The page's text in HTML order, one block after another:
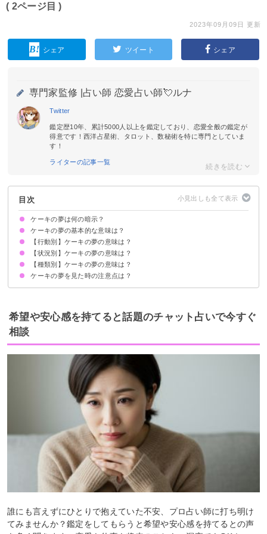
( 2ページ目 )
2023年09月09日 更新
シェア ツイート シェア
専門家監修 | 占い師 恋愛占い師💘ルナ
Twitter
鑑定歴10年、累計5000人以上を鑑定しており、恋愛全般の鑑定が
得意です！西洋占星術、タロット、数秘術を特に専門としていま
す！
ライターの記事一覧
目次
ケーキの夢は何の暗示？
ケーキの夢の基本的な意味は？
恋愛運の象徴
状況によって意味が決まる
【行動別】ケーキの夢の意味は？
ケーキを買う夢【吉夢】
ケーキを作る夢【吉夢】
ケーキを食べる夢【吉夢】
ケーキを選ぶ夢【警告夢】
ケーキを切り分ける夢【吉夢】
ケーキを見る夢【警告夢】
ケーキをプレゼントする夢【吉夢】
ケーキのろうそくの火を消す夢【吉夢】
【状況別】ケーキの夢の意味は？
ケーキをもらう夢【吉夢】
美味しそうなケーキの夢【吉夢】
ケーキ屋の夢【凶夢】
ケーキが崩れる夢【凶夢】
ケーキが売り切れる夢【凶夢】
ケーキが食べられない夢【凶夢】
たくさんのケーキの夢【吉夢】
ケーキバイキングの夢【吉夢】
賞味期限切れのケーキの夢【凶夢】
【種類別】ケーキの夢の意味は？
チーズケーキの夢【吉夢】
抹茶ケーキの夢【吉夢】
ホールケーキの夢【吉夢】
モンブランケーキの夢【凶夢】
ショートケーキの夢【願望夢】
ケーキの夢を見た時の注意点は？
恋愛に積極的になる
吉夢なら人に話さず警告夢や凶夢は人に話す
希望や安心感を持てると話題のチャット占いで今すぐ
相談
誰にも言えずにひとりで抱えていた不安、プロ占い師に打ち明け
てみませんか？鑑定をしてもらうと希望や安心感を持てるとの声